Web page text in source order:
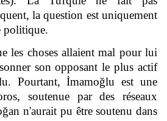
la question est uniquement
politique.
les choses allaient mal pour lui
son opposant le plus actif
Pourtant, İmamoğlu est une
soutenue par des réseaux
n'aurait pu être soutenu dans